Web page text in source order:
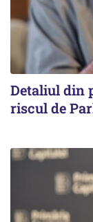
Detaliul din
riscul de